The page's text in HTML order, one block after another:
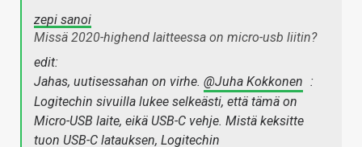
zepi sanoi
Missä 2020-highend laitteessa on micro-usb liitin?
edit:
Jahas, uutisessahan on virhe. @Juha Kokkonen :
Logitechin sivuilla lukee selkeästi, että tämä on
Micro-USB laite, eikä USB-C vehje. Mistä keksitte
tuon USB-C latauksen, Logitechin